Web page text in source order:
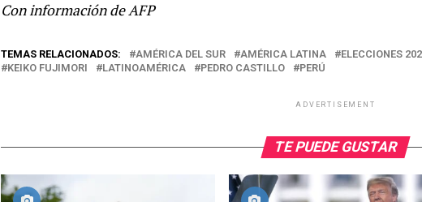
Con información de AFP
TEMAS RELACIONADOS: AMÉRICA DEL SUR AMÉRICA LATINA ELECCIONES
KEIKO FUJIMORI
LATINOAMÉRICA PEDRO CASTILLO PERÚ
ADVERTISEMENT
TE PUEDE GUSTAR